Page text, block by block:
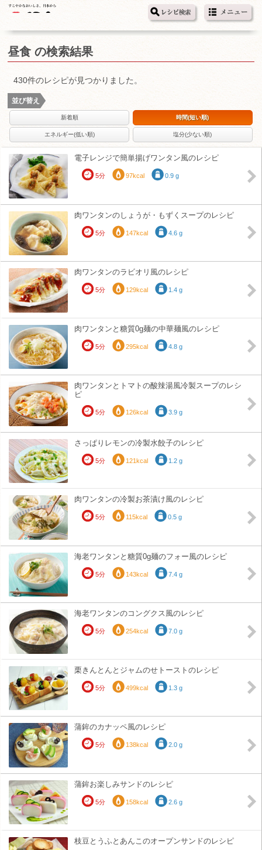
昼食 の検索結果
430件のレシピが見つかりました。
並び替え
新着順 時間(短い順)
エネルギー(低い順) 塩分(少ない順)
電子レンジで簡単揚げワンタン風のレシピ
5分 97kcal 0.9 g
肉ワンタンのしょうが・もずくスープのレシピ
5分 147kcal 4.6 g
肉ワンタンのラビオリ風のレシピ
5分 129kcal 1.4 g
肉ワンタンと糖質0g麺の中華麺風のレシピ
5分 295kcal 4.8 g
肉ワンタンとトマトの酸辣湯風冷製スープのレシ
ピ
5分 126kcal 3.9 g
さっぱりレモンの冷製水餃子のレシピ
5分 121kcal 1.2 g
肉ワンタンの冷製お茶漬け風のレシピ
5分 115kcal 0.5 g
海老ワンタンと糖質0g麺のフォー風のレシピ
5分 143kcal 7.4 g
海老ワンタンのコングクス風のレシピ
5分 254kcal 7.0 g
栗きんとんとジャムのせトーストのレシピ
5分 499kcal 1.3 g
蒲鉾のカナッペ風のレシピ
5分 138kcal 2.0 g
蒲鉾お楽しみサンドのレシピ
5分 158kcal 2.6 g
枝豆とうふとあんこのオープンサンドのレシピ